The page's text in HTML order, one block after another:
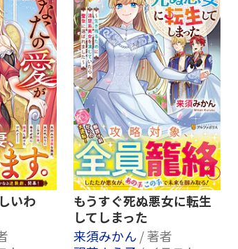
いわ
もうすぐ死ぬ悪女に転生
してしまった
来須みかん/ 著者